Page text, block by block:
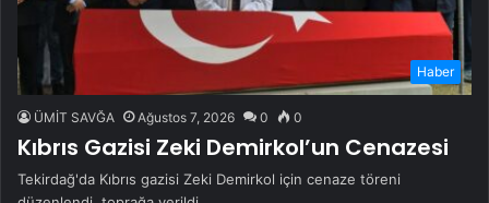
Haber
ÜMİT SAVĞA Ağustos 7, 2026 0 0
Kıbrıs Gazisi Zeki Demirkol’un Cenazesi
Tekirdağ'da Kıbrıs gazisi Zeki Demirkol için cenaze töreni